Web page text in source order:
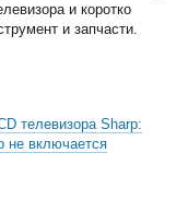
и коротко
и запчасти.
телевизора Sharp:
не включается